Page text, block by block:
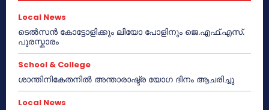
Local News
ടെൽസൻ കോട്ടോളിക്കും ലിയോ പോളിനും ജെ.എഫ്.എസ്.
പുരസ്കാരം
School & College
ശാന്തിനികേതനിൽ അന്താരാഷ്ട്ര യോഗ ദിനം ആചരിച്ചു
Local News